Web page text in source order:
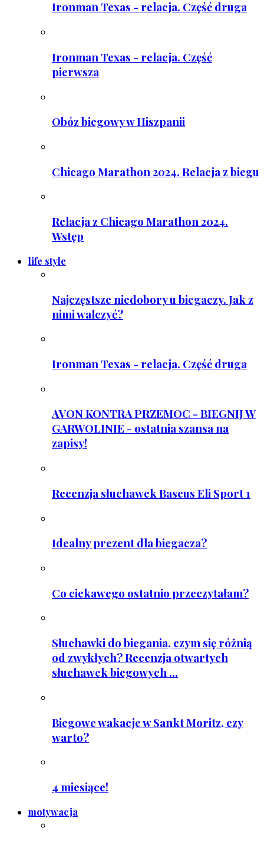
Ironman Texas - relacja. Część druga
Ironman Texas - relacja. Część
pierwsza
Obóz biegowy w Hiszpanii
Chicago Marathon 2024. Relacja z biegu
Relacja z Chicago Marathon 2024.
Wstęp
life style
Najczęstsze niedobory u biegaczy. Jak z
nimi walczyć?
Ironman Texas - relacja. Część druga
AVON KONTRA PRZEMOC - BIEGNIJ W
GARWOLINIE - ostatnia szansa na
zapisy!
Recenzja słuchawek Baseus Eli Sport 1
Idealny prezent dla biegacza?
Co ciekawego ostatnio przeczytałam?
Słuchawki do biegania, czym się różnią
od zwykłych? Recenzja otwartych
słuchawek biegowych ...
Biegowe wakacje w Sankt Moritz, czy
warto?
4 miesiące!
motywacja